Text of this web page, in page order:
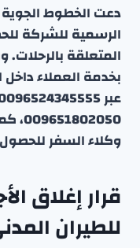
دعت الخطوط الجوية
الرسمية للشركة
المتعلقة
وكلاء السفر
قرار إغلاق
للطيران